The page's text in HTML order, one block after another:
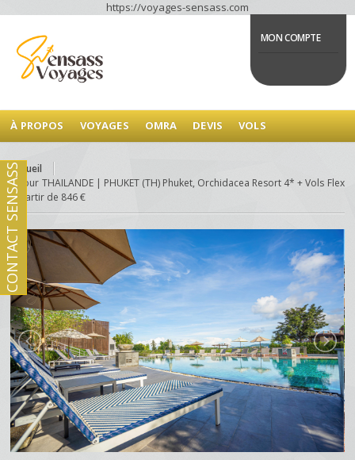
https://voyages-sensass.com
MON COMPTE
À PROPOS VOYAGES OMRA DEVIS VOLS
Accueil
Séjour THAILANDE | PHUKET (TH) Phuket, Orchidacea Resort 4* + Vols Flex
À partir de 846 €
CONTACT SENSASS